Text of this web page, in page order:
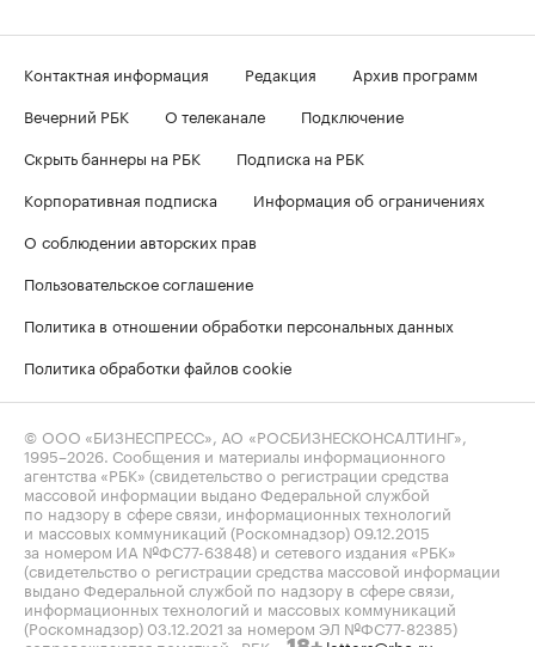
Контактная информация Редакция
Архив программ
Вечерний РБК
О телеканале
Подключение
Скрыть баннеры на РБК
Подписка на РБК
Корпоративная подписка
Информация об ограничениях
О соблюдении авторских прав
Пользовательское соглашение
Политика в отношении обработки персональных данных
Политика обработки файлов cookie
© ООО «БИЗНЕСПРЕСС», АО «РОСБИЗНЕСКОНСАЛТИНГ»,
1995–2026 . Сообщения и материалы информационного
агентства «РБК» (свидетельство о регистрации средства
массовой информации выдано Федеральной службой
по надзору в сфере связи, информационных технологий
и массовых коммуникаций (Роскомнадзор) 09.12.2015
за номером ИА №ФС77-63848) и сетевого издания «РБК»
(свидетельство о регистрации средства массовой информации
выдано Федеральной службой по надзору в сфере связи,
информационных технологий и массовых коммуникаций
(Роскомнадзор) 03.12.2021 за номером ЭЛ №ФС77-82385)